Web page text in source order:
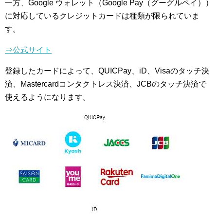
一方、Google ウォレット（Google Pay（グーグルペイ））
に対応しているクレジットカードは種類が限られていま
す。
⇒公式サイト
登録したカードによって、QUICPay、iD、Visaのタッチ決
済、Mastercardコンタクトレス決済、JCBのタッチ決済で
使えるようになります。